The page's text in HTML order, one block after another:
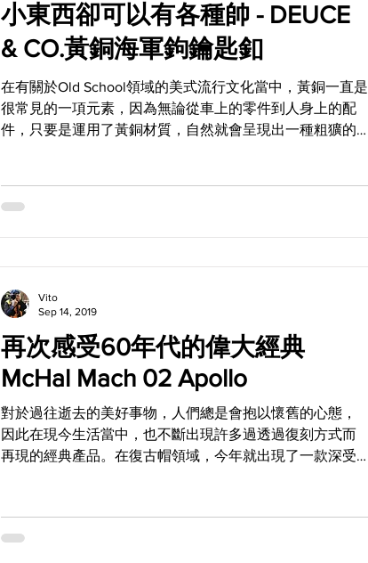
小東西卻可以有各種帥 - DEUCE
& CO.黃銅海軍鉤鑰匙釦
在有關於Old School領域的美式流行文化當中，黃銅一直是
很常見的一項元素，因為無論從車上的零件到人身上的配
件，只要是運用了黃銅材質，自然就會呈現出一種粗獷的
再次感受60年代的偉大經典
McHal Mach 02 Apollo
對於過往逝去的美好事物，人們總是會抱以懷舊的心態，
因此在現今生活當中，也不斷出現許多過透過復刻方式而
再現的經典產品。在復古帽領域，今年就出現了一款深受
Vito
Sep 14, 2019